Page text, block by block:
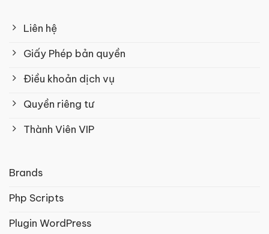
Liên hệ
Giấy Phép bản quyền
Điều khoản dịch vụ
Quyền riêng tư
Thành Viên VIP
Brands
Php Scripts
Plugin WordPress